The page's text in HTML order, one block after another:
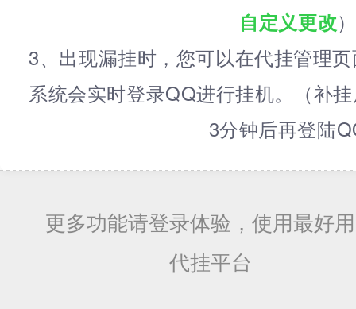
自定义更改）
3、出现漏挂时，您可以在代挂管理
系统会实时登录QQ进行挂机。（补
3分钟后再登陆
更多功能请登录体验，使用最好
代挂平台